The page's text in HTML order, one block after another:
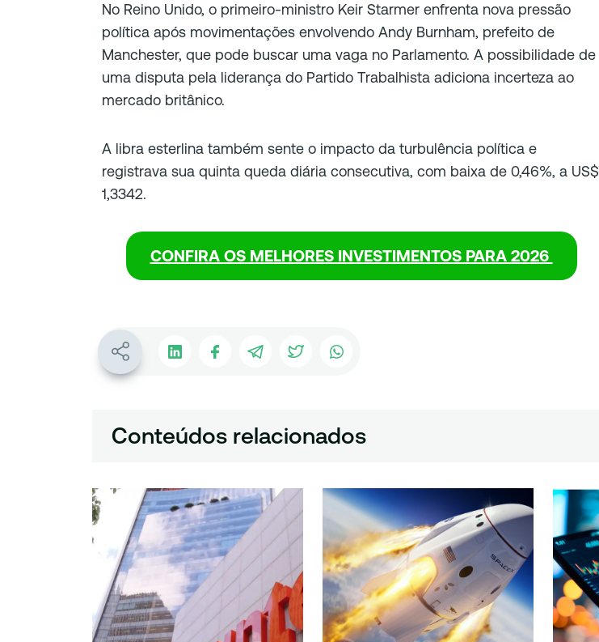
No Reino Unido, o primeiro-ministro Keir Starmer enfrenta nova pressão
política após movimentações envolvendo Andy Burnham, prefeito de
Manchester, que pode buscar uma vaga no Parlamento. A possibilidade de
uma disputa pela liderança do Partido Trabalhista adiciona incerteza ao
mercado britânico.
A libra esterlina também sente o impacto da turbulência política e
registrava sua quinta queda diária consecutiva, com baixa de 0,46%, a US$
1,3342.
CONFIRA OS MELHORES INVESTIMENTOS PARA 2026
Conteúdos relacionados